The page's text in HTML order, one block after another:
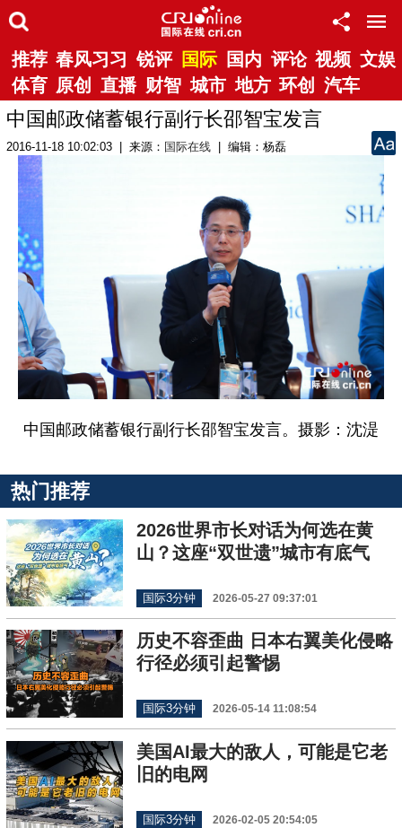
推荐 春风习习 锐评 国际 国内 评论 视频 文娱
体育 原创 直播 财智 城市 地方 环创 汽车
中国邮政储蓄银行副行长邵智宝发言
2016-11-18 10:02:03 | 来源： 国际在线 | 编辑：杨磊
中国邮政储蓄银行副行长邵智宝发言。摄影：沈湜
热门推荐
2026世界市长对话为何选在黄
山？这座“双世遗”城市有底气
国际3分钟 2026-05-27 09:37:01
历史不容歪曲 日本右翼美化侵略
行径必须引起警惕
国际3分钟 2026-05-14 11:08:54
美国AI最大的敌人，可能是它老
旧的电网
国际3分钟 2026-02-05 20:54:05